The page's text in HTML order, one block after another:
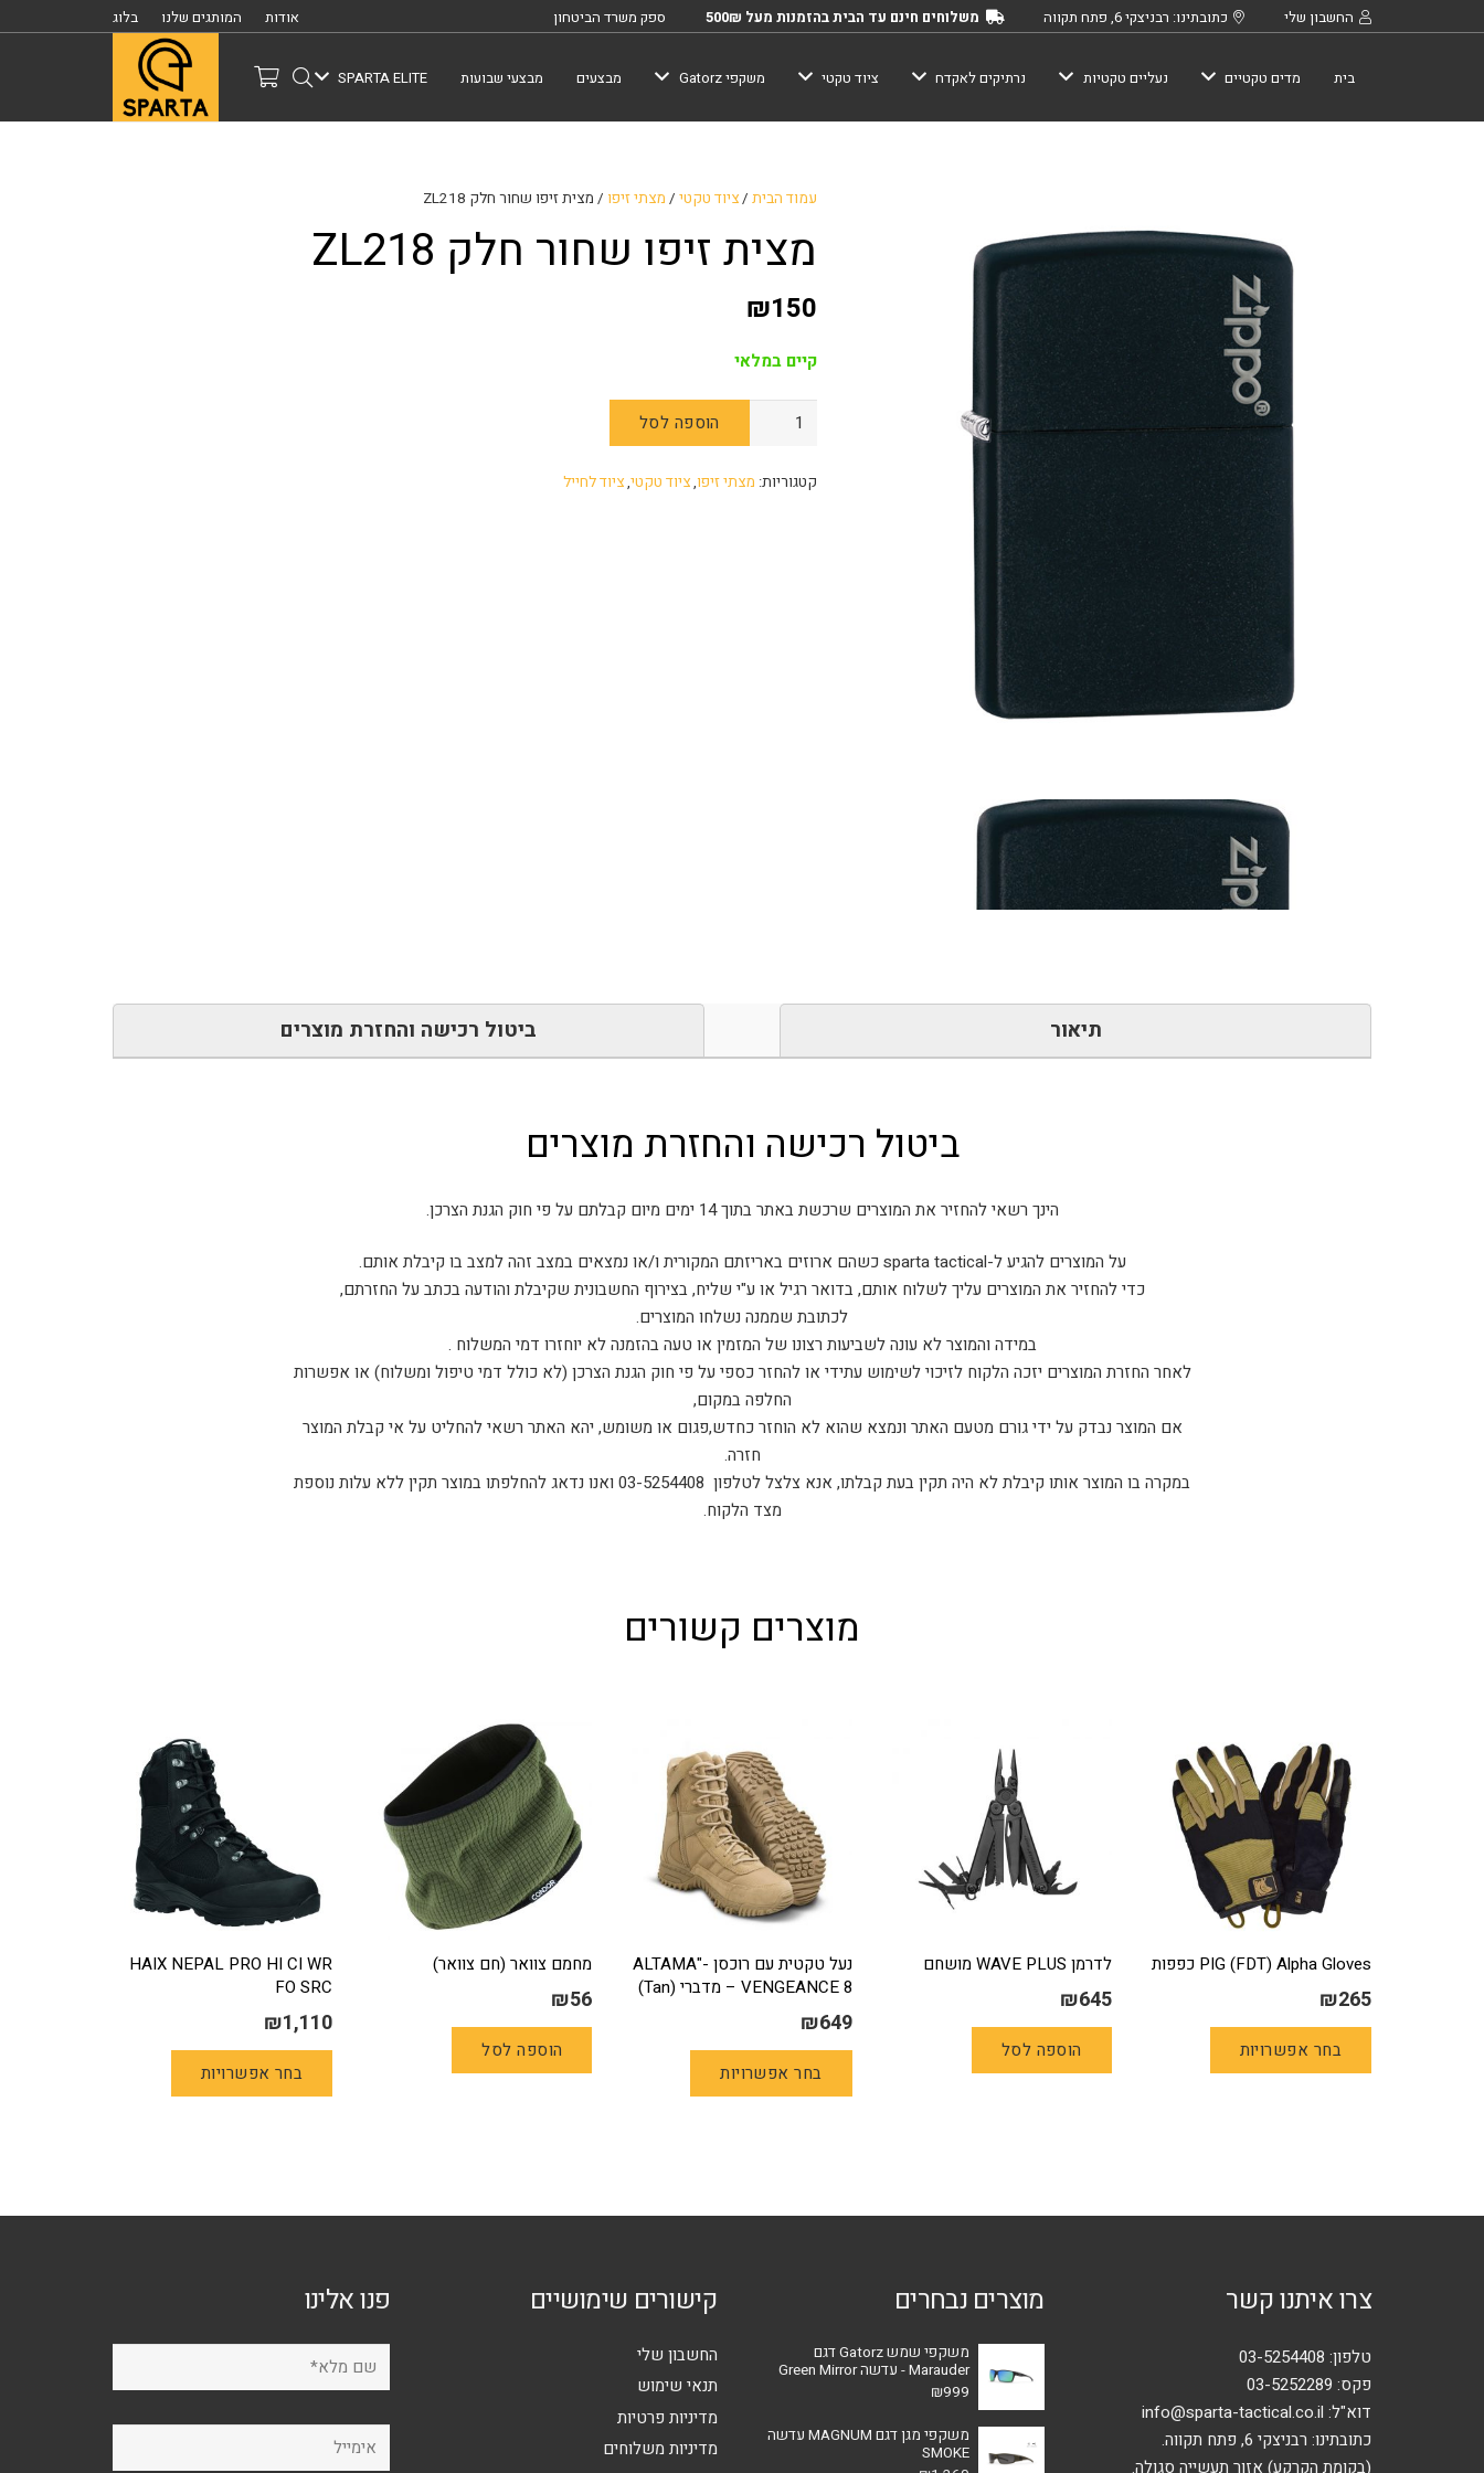
החשבון שלי כתובתינו: רבניצקי 6, פתח תקווה משלוחים חינם עד הבית בהזמנות מעל 500₪ ספק משרד הביטחון אודות המותגים שלנו בלוג
בית מדים טקטיים נעליים טקטיות נרתיקים לאקדח ציוד טקטי משקפי Gatorz מבצעים מבצעי שבועות SPARTA ELITE
עמוד הבית/ציוד טקטי/ מצתי זיפו / מצית זיפו שחור חלק ZL218
מצית זיפו שחור חלק ZL218
₪150
קיים במלאי
הוספה לסל
קטגוריות: מצתי זיפו,ציוד טקטי,ציוד לחייל
תיאור ביטול רכישה והחזרת מוצרים
ביטול רכישה והחזרת מוצרים
הינך רשאי להחזיר את המוצרים שרכשת באתר בתוך 14 ימים מיום קבלתם על פי חוק הגנת הצרכן.
על המוצרים להגיע ל-sparta tactical כשהם ארוזים באריזתם המקורית ו/או נמצאים במצב זהה למצב בו קיבלת אותם.
כדי להחזיר את המוצרים עליך לשלוח אותם, בדואר רגיל או ע"י שליח, בצירוף החשבונית שקיבלת והודעה בכתב על החזרתם,
לכתובת שממנה נשלחו המוצרים.
במידה והמוצר לא עונה לשביעות רצונו של המזמין או טעה בהזמנה לא יוחזרו דמי המשלוח .
לאחר החזרת המוצרים יזכה הלקוח לזיכוי לשימוש עתידי או להחזר כספי על פי חוק הגנת הצרכן (לא כולל דמי טיפול ומשלוח) או אפשרות
החלפה במקום,
אם המוצר נבדק על ידי גורם מטעם האתר ונמצא שהוא לא הוחזר כחדש,פגום או משומש, יהא האתר רשאי להחליט על אי קבלת המוצר
חזרה.
במקרה בו המוצר אותו קיבלת לא היה תקין בעת קבלתו, אנא צלצל לטלפון 03-5254408 ואנו נדאג להחלפתו במוצר תקין ללא עלות נוספת
מצד הלקוח.
מוצרים קשורים
PIG (FDT) Alpha Gloves כפפות
₪265
בחר אפשרויות
את
לדרמן WAVE PLUS מושחם
₪645
הוספה לסל
נעל טקטית עם רוכסן -"ALTAMA
VENGEANCE 8 – מדברי (Tan)
₪649
בחר אפשרויות
לבחור
בעמוד
מחמם צוואר (חם צוואר)
₪56
הוספה לסל
HAIX NEPAL PRO HI CI WR
FO SRC
₪1,110
בחר אפשרויות
לבחור
צרו איתנו קשר
טלפון: 03-5254408
פקס: 03-5252289
דוא"ל: info@sparta-tactical.co.il
כתובתינו: רבניצקי 6, פתח תקווה.
(בקומת הקרקע) אזור תעשייה סגולה.
מוצרים נבחרים
משקפי שמש Gatorz דגם
Marauder - עדשה Green Mirror
₪999
משקפי מגן דגם MAGNUM עדשה
SMOKE
קישורים שימושיים
החשבון שלי
תנאי שימוש
מדיניות פרטיות
מדיניות משלוחים
פנו אלינו